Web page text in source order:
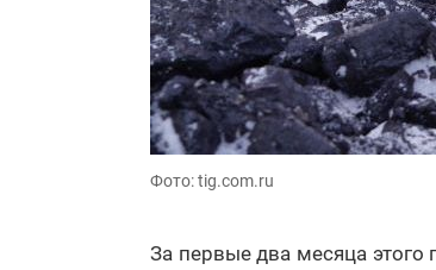
Фото: tig.com.ru
За первые два месяца этого